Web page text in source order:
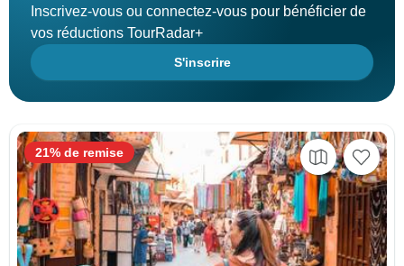
Inscrivez-vous ou connectez-vous pour bénéficier de
vos réductions TourRadar+
S'inscrire
21% de remise